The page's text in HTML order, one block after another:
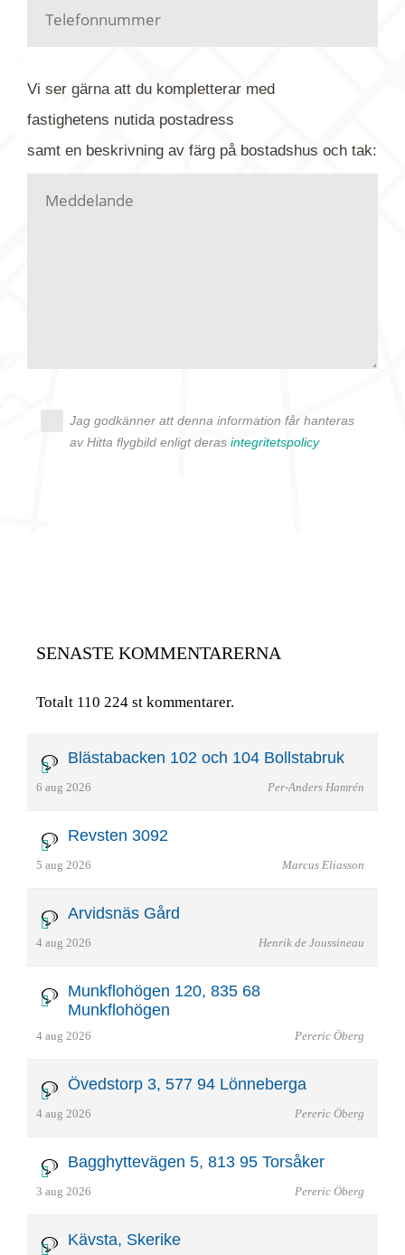
Har du kanske en urblekt flygbild ber vi dig titta på
kontaktar dig så fort vi kan, givetvis utan
Vi ser gärna att du kompletterar med
fastighetens nutida postadress
samt en beskrivning av färg på bostadshus och tak:
Jag godkänner att denna information får hanteras
av Hitta flygbild enligt deras integritetspolicy
SENASTE KOMMENTARERNA
Totalt 110 224 st kommentarer.
Blästabacken 102 och 104 Bollstabruk
6 aug 2026 Per-Anders Hamrén
Revsten 3092
5 aug 2026 Marcus Eliasson
Arvidsnäs Gård
4 aug 2026 Henrik de Joussineau
Munkflohögen 120, 835 68
Munkflohögen
4 aug 2026 Pereric Öberg
Övedstorp 3, 577 94 Lönneberga
4 aug 2026 Pereric Öberg
Bagghyttevägen 5, 813 95 Torsåker
3 aug 2026 Pereric Öberg
Kävsta, Skerike